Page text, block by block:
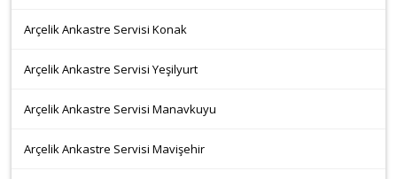
Arçelik Ankastre Servisi Konak
Arçelik Ankastre Servisi Yeşilyurt
Arçelik Ankastre Servisi Manavkuyu
Arçelik Ankastre Servisi Mavişehir